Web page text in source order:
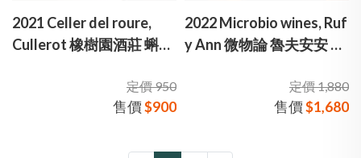
2021 Celler del roure,
Cullerot 橡樹園酒莊 蝌蚪
定價 950
售價$900
2022 Microbio wines, Ruf
y Ann 微物論 魯夫安安 紅
定價 1,880
售價$1,680